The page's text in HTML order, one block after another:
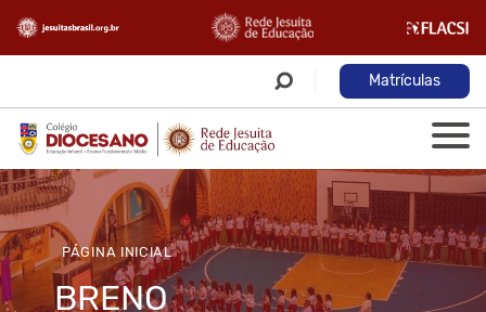
Matrículas
PÁGINA INICIAL
BRENO